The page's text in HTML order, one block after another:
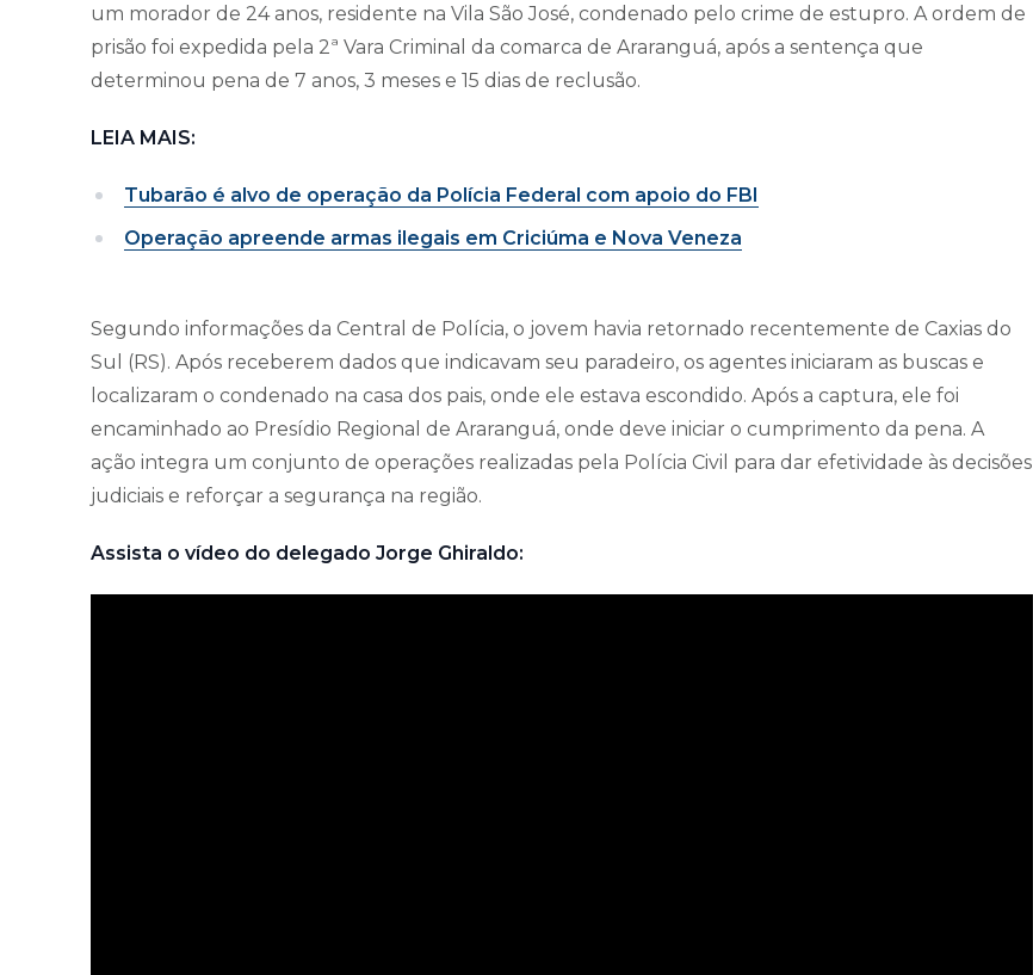
um morador de 24 anos, residente na Vila São José, condenado pelo crime de estupro. A ordem de
prisão foi expedida pela 2ª Vara Criminal da comarca de Araranguá, após a sentença que
determinou pena de 7 anos, 3 meses e 15 dias de reclusão.
LEIA MAIS:
Tubarão é alvo de operação da Polícia Federal com apoio do FBI
Operação apreende armas ilegais em Criciúma e Nova Veneza
Segundo informações da Central de Polícia, o jovem havia retornado recentemente de Caxias do
Sul (RS). Após receberem dados que indicavam seu paradeiro, os agentes iniciaram as buscas e
localizaram o condenado na casa dos pais, onde ele estava escondido. Após a captura, ele foi
encaminhado ao Presídio Regional de Araranguá, onde deve iniciar o cumprimento da pena. A
ação integra um conjunto de operações realizadas pela Polícia Civil para dar efetividade às decisões
judiciais e reforçar a segurança na região.
Assista o vídeo do delegado Jorge Ghiraldo: